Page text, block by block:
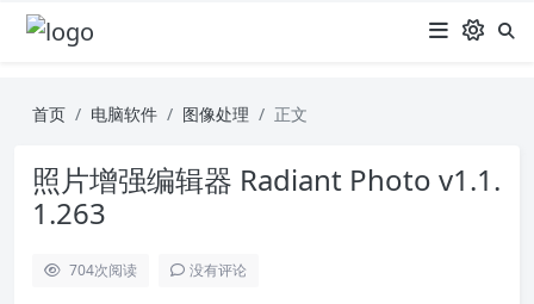
首页 电脑软件 图像处理 正文
照片增强编辑器 Radiant Photo v1.1.
1.263
704次阅读 没有评论